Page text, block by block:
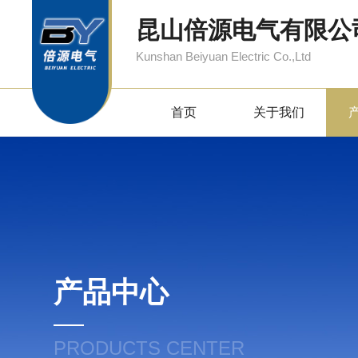
昆山倍源电气有限公
Kunshan Beiyuan Electric Co.,Ltd
首页 关于我们
产品中心
PRODUCTS CENTER